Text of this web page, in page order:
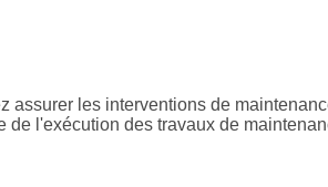
assurer les interventions de
l'exécution des travaux de